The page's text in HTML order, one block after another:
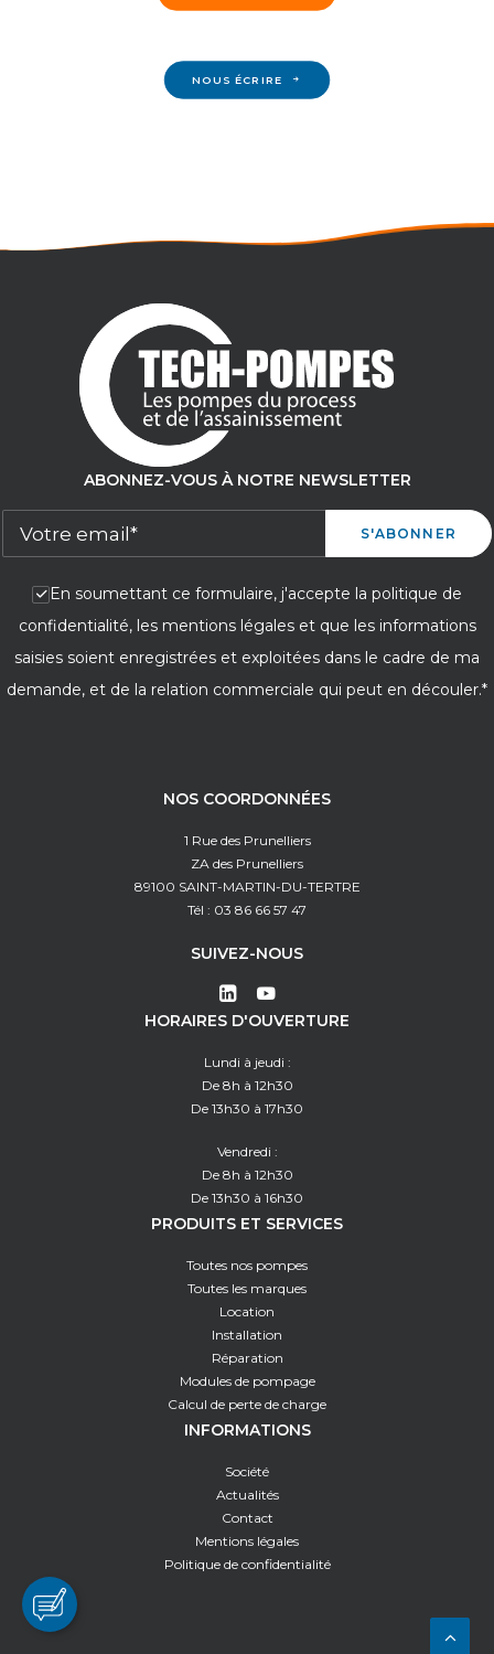
NOUS ÉCRIRE
ABONNEZ-VOUS À NOTRE NEWSLETTER
En soumettant ce formulaire, j'accepte la politique de
confidentialité, les mentions légales et que les informations
saisies soient enregistrées et exploitées dans le cadre de ma
demande, et de la relation commerciale qui peut en découler.*
NOS COORDONNÉES
1 Rue des Prunelliers
ZA des Prunelliers
89100 SAINT-MARTIN-DU-TERTRE
Tél : 03 86 66 57 47
SUIVEZ-NOUS
HORAIRES D'OUVERTURE
Lundi à jeudi :
De 8h à 12h30
De 13h30 à 17h30
Vendredi :
De 8h à 12h30
De 13h30 à 16h30
PRODUITS ET SERVICES
Toutes nos pompes
Toutes les marques
Location
Installation
Réparation
Modules de pompage
Calcul de perte de charge
INFORMATIONS
Société
Actualités
Contact
Mentions légales
Politique de confidentialité